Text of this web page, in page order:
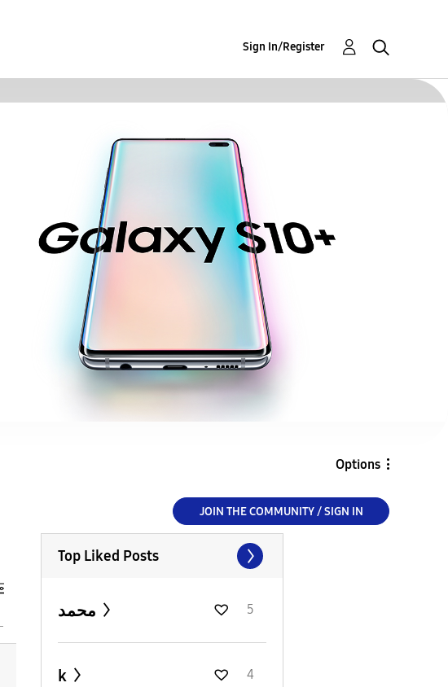
Sign In/Register
Options
JOIN THE COMMUNITY / SIGN IN
Top Liked Posts
5
k 4